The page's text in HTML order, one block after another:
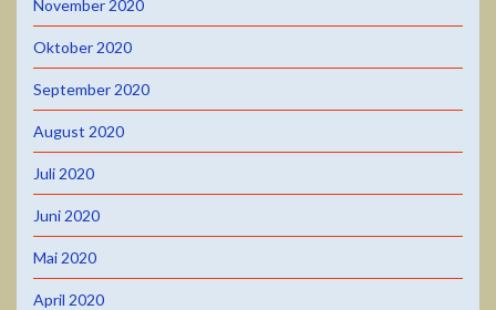
November 2020
Oktober 2020
September 2020
August 2020
Juli 2020
Juni 2020
Mai 2020
April 2020